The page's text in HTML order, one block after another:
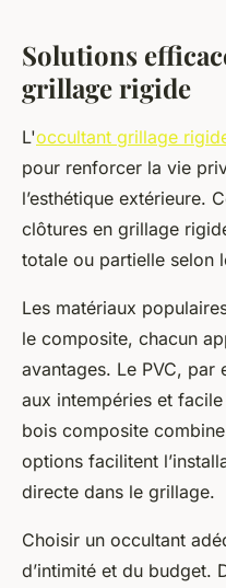
Solutions
grillage rigide
L'occultant grillage
pour renforcer la vie
l’esthétique extérieure.
clôtures en grillage
totale ou partielle selon
Les matériaux
le composite, chacun
avantages. Le PVC, par
aux intempéries et
bois composite
options facilitent
directe dans le grillage.
Choisir un occultant
d’intimité et du budget.